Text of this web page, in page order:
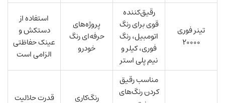
تینر فوری
۲۰۰۰۰
رقیق‌کننده
قوی برای رنگ
اتومبیل، رنگ
فوری، کیلر و
نیم پلی استر
پروژه‌های
حرفه‌ای رنگ
خودرو
استفاده از
دستکش و
عینک حفاظتی
الزامی است
مناسب رقیق
کردن رنگ‌های
رنگ‌کاری
قدرت حلالیت